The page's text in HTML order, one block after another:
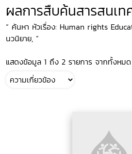
ผลการสืบค้นสารสนเท
“ ค้นหา หัวเรื่อง: Human rights
นวนิยาย, ”
แสดงข้อมูล 1 ถึง 2 รายการ จากทั้งหม